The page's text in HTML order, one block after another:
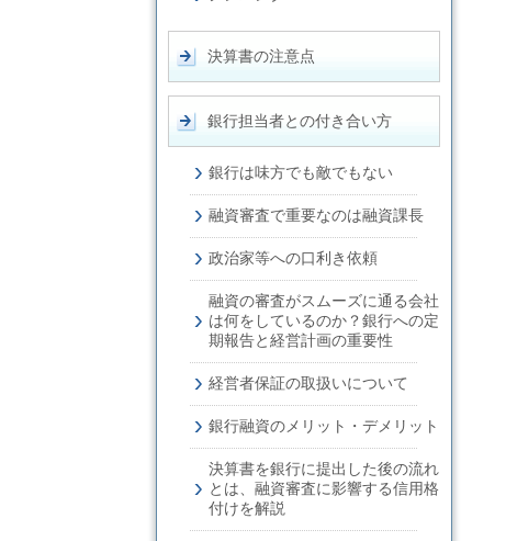
決算書の注意点
銀行担当者との付き合い方
銀行は味方でも敵でもない
融資審査で重要なのは融資課長
政治家等への口利き依頼
融資の審査がスムーズに通る会社
は何をしているのか？銀行への定
期報告と経営計画の重要性
経営者保証の取扱いについて
銀行融資のメリット・デメリット
決算書を銀行に提出した後の流れ
とは、融資審査に影響する信用格
付けを解説